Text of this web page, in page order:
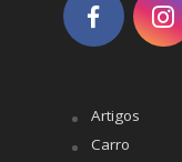
Artigos
Carro